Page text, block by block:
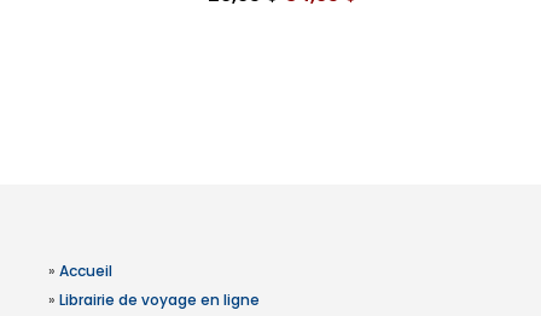
» Accueil
» Librairie de voyage en ligne